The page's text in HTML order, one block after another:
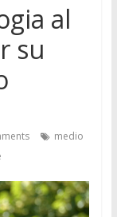
al
su
medio